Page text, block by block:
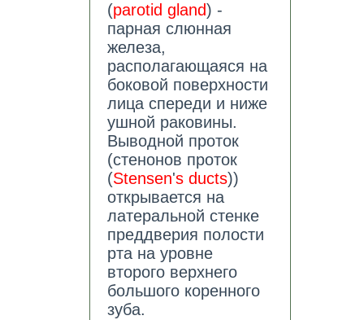
(parotid gland) -
парная слюнная
железа,
располагающаяся на
боковой поверхности
лица спереди и ниже
ушной раковины.
Выводной проток
(стенонов проток
(Stensen's ducts))
открывается на
латеральной стенке
преддверия полости
рта на уровне
второго верхнего
большого коренного
зуба.